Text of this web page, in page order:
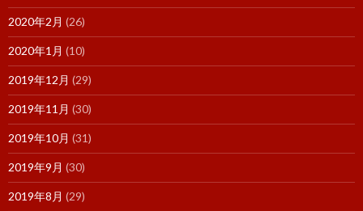
2020年2月 (26)
2020年1月 (10)
2019年12月 (29)
2019年11月 (30)
2019年10月 (31)
2019年9月 (30)
2019年8月 (29)